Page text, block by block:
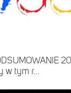
w tym r...